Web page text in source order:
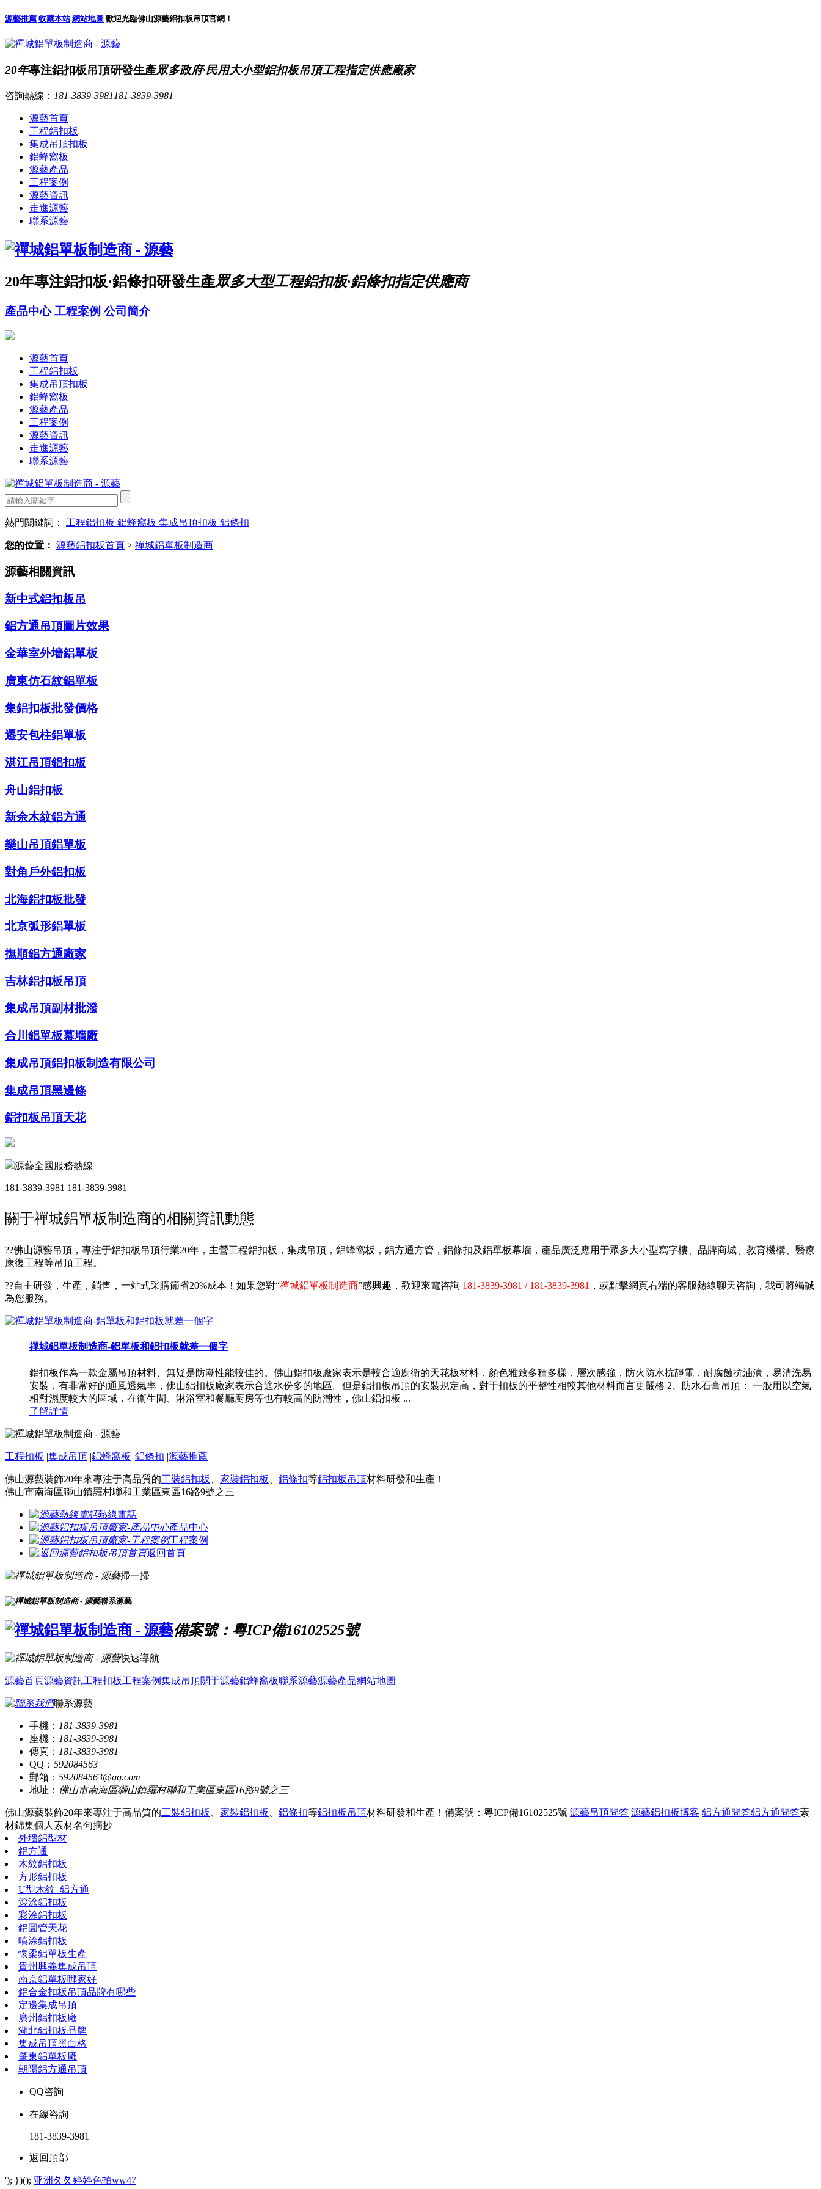
源藝推薦 收藏本站 網站地圖 歡迎光臨佛山源藝鋁扣板吊頂官網！
20年專注鋁扣板吊頂研發生產眾多政府·民用大小型鋁扣板吊頂工程指定供應廠家
咨詢熱線： 181-3839-3981 181-3839-3981
源藝首頁
工程鋁扣板
集成吊頂扣板
鋁蜂窩板
源藝產品
工程案例
源藝資訊
走進源藝
聯系源藝
20年專注鋁扣板·鋁條扣研發生產眾多大型工程鋁扣板·鋁條扣指定供應商
產品中心 工程案例 公司簡介
源藝首頁
工程鋁扣板
集成吊頂扣板
鋁蜂窩板
源藝產品
工程案例
源藝資訊
走進源藝
聯系源藝
熱門關鍵詞： 工程鋁扣板 鋁蜂窩板 集成吊頂扣板 鋁條扣
您的位置： 源藝鋁扣板首頁 > 禪城鋁單板制造商
源藝相關資訊
新中式鋁扣板吊
鋁方通吊頂圖片效果
金華室外墻鋁單板
廣東仿石紋鋁單板
集鋁扣板批發價格
遷安包柱鋁單板
湛江吊頂鋁扣板
舟山鋁扣板
新余木紋鋁方通
樂山吊頂鋁單板
對角戶外鋁扣板
北海鋁扣板批發
北京弧形鋁單板
撫順鋁方通廠家
吉林鋁扣板吊頂
集成吊頂副材批潑
合川鋁單板幕墻廠
集成吊頂鋁扣板制造有限公司
集成吊頂黑邊條
鋁扣板吊頂天花
源藝全國服務熱線
181-3839-3981 181-3839-3981
關于禪城鋁單板制造商的相關資訊動態
??佛山源藝吊頂，專注于鋁扣板吊頂行業20年，主營工程鋁扣板，集成吊頂，鋁蜂窩板，鋁方通方管，鋁條扣及鋁單板幕墻，產品廣泛應用于眾多大小型寫字樓、品牌商城、教育機構、醫療
康復工程等吊頂工程。
??自主研發，生產，銷售，一站式采購節省20%成本！如果您對“禪城鋁單板制造商”感興趣，歡迎來電咨詢 181-3839-3981 / 181-3839-3981 ，或點擊網頁右端的客服熱線聊天咨詢，我司將竭誠
為您服務。
禪城鋁單板制造商-鋁單板和鋁扣板就差一個字
鋁扣板作為一款金屬吊頂材料、無疑是防潮性能較佳的。佛山鋁扣板廠家表示是較合適廚衛的天花板材料，顏色雅致多種多樣，層次感強，防火防水抗靜電，耐腐蝕抗油漬，易清洗易
安裝，有非常好的通風透氣率，佛山鋁扣板廠家表示合適水份多的地區。但是鋁扣板吊頂的安裝規定高，對于扣板的平整性相較其他材料而言更嚴格 2、防水石膏吊頂： 一般用以空氣
相對濕度較大的區域，在衛生間、淋浴室和餐廳廚房等也有較高的防潮性，佛山鋁扣板 ...
了解詳情
工程扣板 |集成吊頂 |鋁蜂窩板 |鋁條扣 |源藝推薦 |
佛山源藝裝飾20年來專注于高品質的工裝鋁扣板 家裝鋁扣板 鋁條扣等鋁扣板吊頂材料研發和生產！
佛山市南海區獅山鎮羅村聯和工業區東區16路9號之三
熱線電話
產品中心
工程案例
返回首頁
掃一掃
聯系源藝
備案號：粵ICP備16102525號
快速導航
源藝首頁源藝資訊工程扣板工程案例集成吊頂關于源藝鋁蜂窩板聯系源藝源藝產品網站地圖
聯系源藝
手機： 181-3839-3981
座機： 181-3839-3981
傳真： 181-3839-3981
QQ： 592084563
郵箱： 592084563@qq.com
地址： 佛山市南海區獅山鎮羅村聯和工業區東區16路9號之三
佛山源藝裝飾20年來專注于高品質的工裝鋁扣板 家裝鋁扣板 鋁條扣等鋁扣板吊頂材料研發和生產！ 備案號：粵ICP備16102525號 源藝吊頂問答 源藝鋁扣板博客 鋁方通問答鋁方通問答素
材錦集個人素材名句摘抄
外墻鋁型材
鋁方通
木紋鋁扣板
方形鋁扣板
U型木紋_鋁方通
滾涂鋁扣板
彩涂鋁扣板
鋁圓管天花
噴涂鋁扣板
懷柔鋁單板生產
貴州興義集成吊頂
南京鋁單板哪家好
鋁合金扣板吊頂品牌有哪些
定邊集成吊頂
廣州鋁扣板廠
湖北鋁扣板品牌
集成吊頂黑白格
肇東鋁單板廠
朝陽鋁方通吊頂
QQ咨詢
在線咨詢
181-3839-3981
返回頂部
'); })(); 亚洲夂夂婷婷色拍ww47